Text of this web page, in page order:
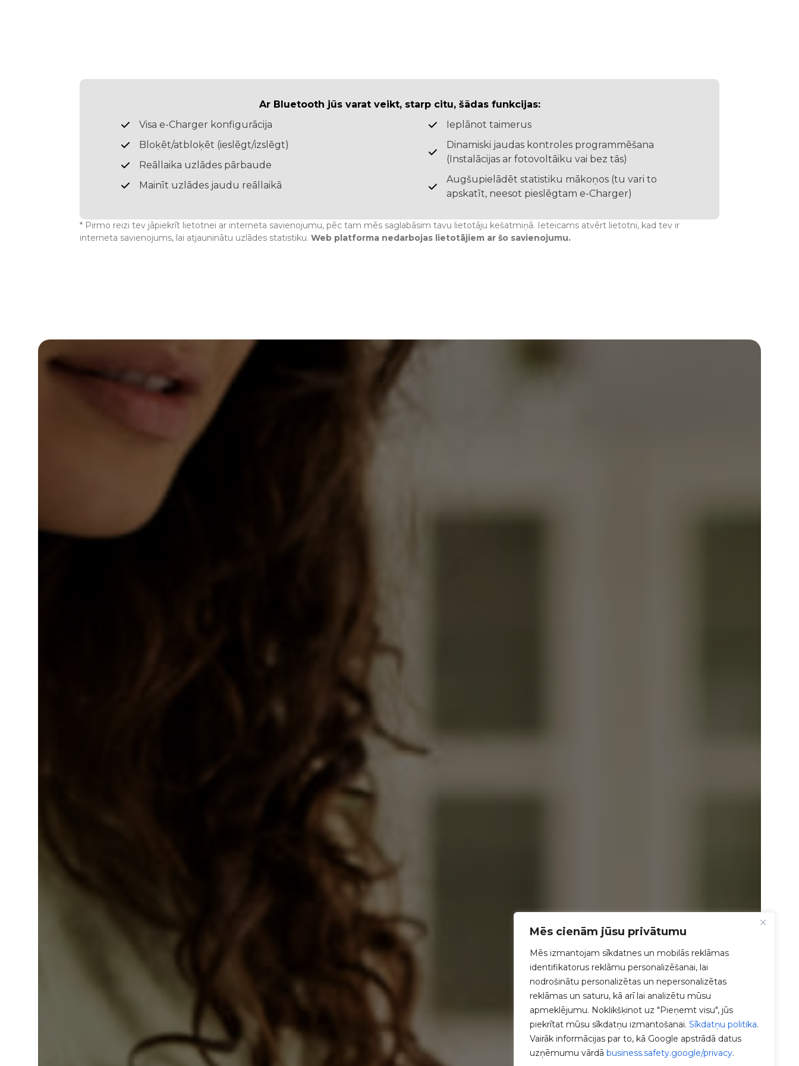
Mēs cienām jūsu privātumu
Mēs izmantojam sīkdatnes un mobilās reklāmas
identifikatorus reklāmu personalizēšanai, lai
nodrošinātu personalizētas un nepersonalizētas
reklāmas un saturu, kā arī lai analizētu mūsu
apmeklējumu. Noklikšķinot uz "Pieņemt visu", jūs
piekrītat mūsu sīkdatņu izmantošanai. Sīkdatņu politika.
Vairāk informācijas par to, kā Google apstrādā datus
uzņēmumu vārdā business.safety.google/privacy.
Ar Bluetooth jūs varat veikt, starp citu, šādas funkcijas:
Visa e-Charger konfigurācija
Bloķēt/atbloķēt (ieslēgt/izslēgt)
Reāllaika uzlādes pārbaude
Mainīt uzlādes jaudu reāllaikā
Ieplānot taimerus
Dinamiski jaudas kontroles programmēšana
(Instalācijas ar fotovoltāiku vai bez tās)
Augšupielādēt statistiku mākoņos (tu vari to
apskatīt, neesot pieslēgtam e-Charger)
* Pirmo reizi tev jāpiekrīt lietotnei ar interneta savienojumu, pēc tam mēs saglabāsim tavu lietotāju kešatmiņā. Ieteicams atvērt lietotni, kad tev ir
interneta savienojums, lai atjauninātu uzlādes statistiku. Web platforma nedarbojas lietotājiem ar šo savienojumu.